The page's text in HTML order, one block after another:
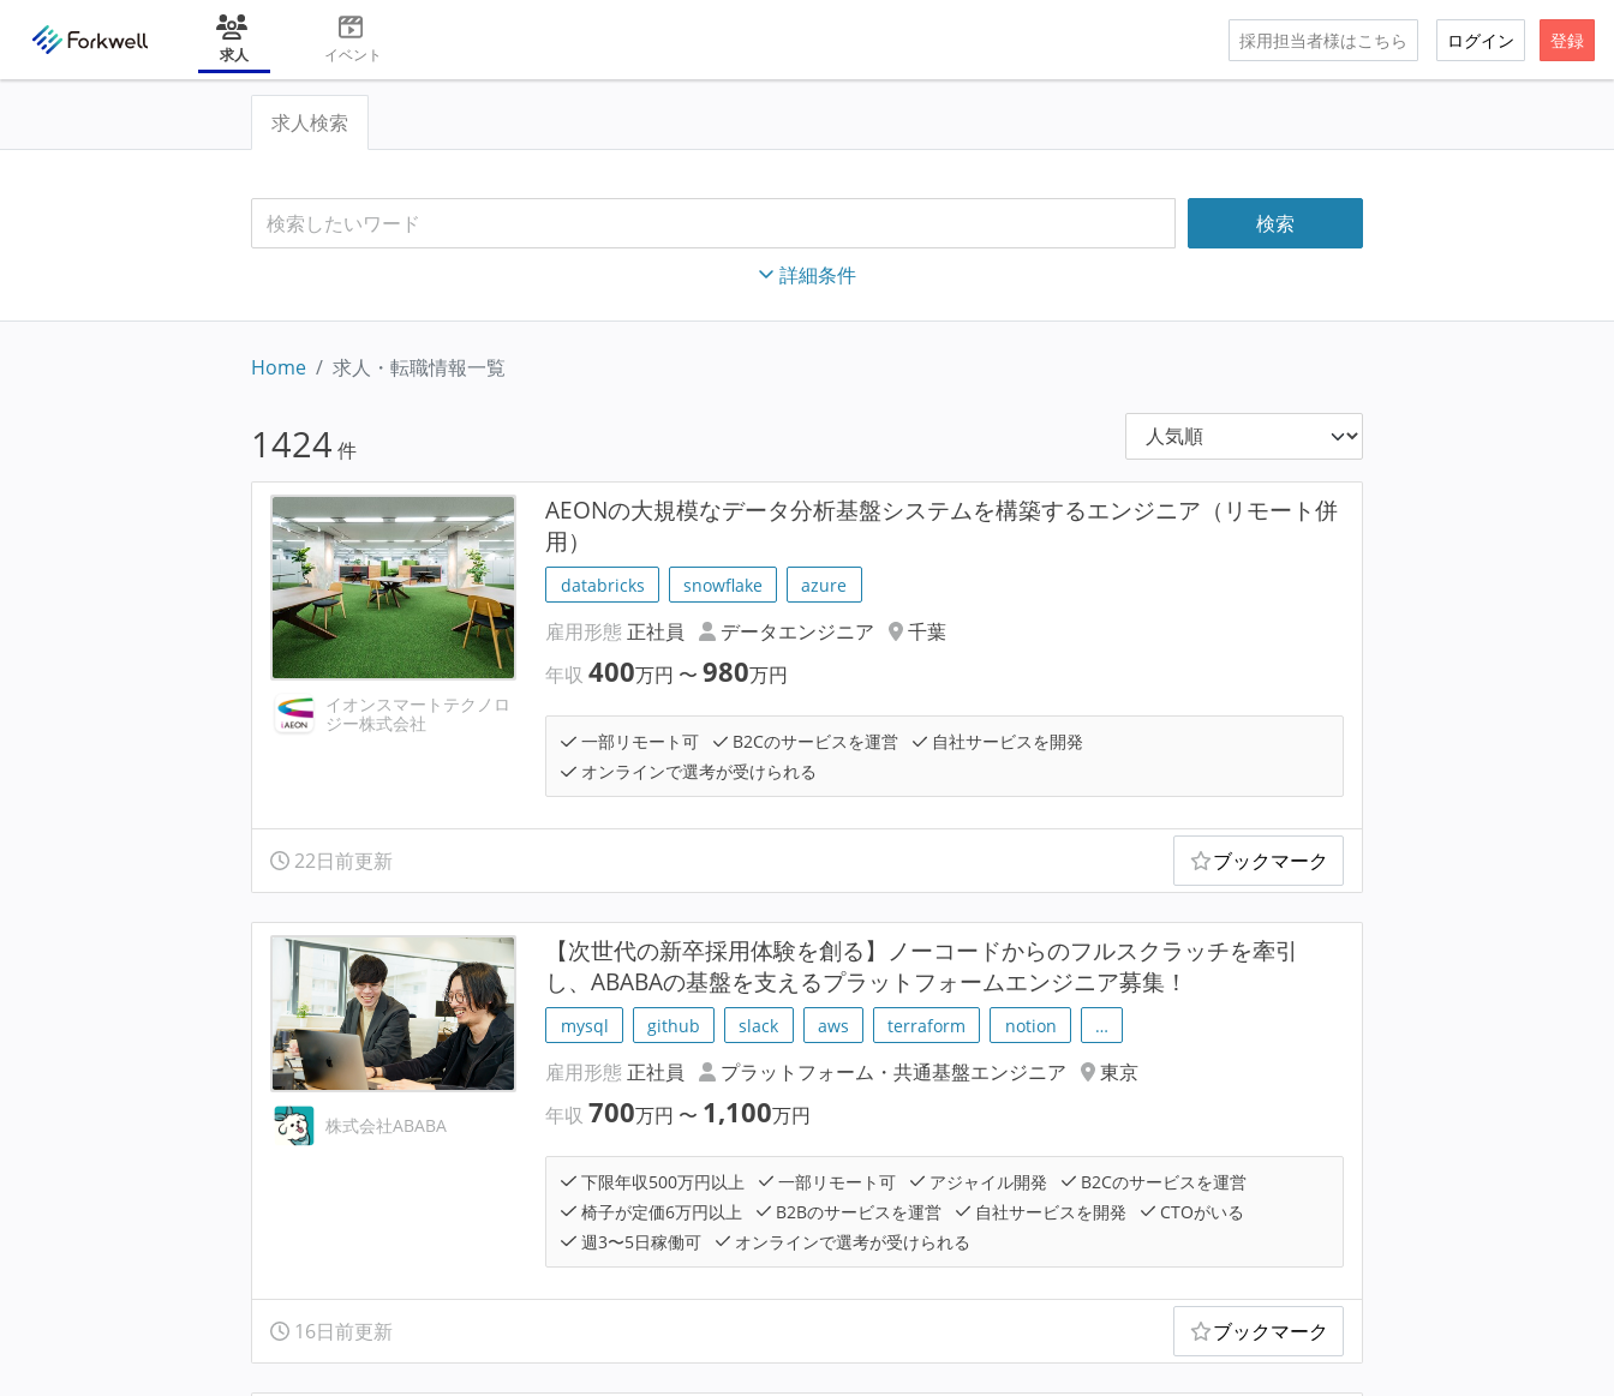
求人 イベント
採用担当者様はこちら ログイン 登録
求人検索
詳細条件
Home 求人・転職情報一覧
1424 件
イオンスマートテクノロ
ジー株式会社
AEONの大規模なデータ分析基盤システムを構築するエンジニア（リモート併
用）
databricks snowflake azure
雇用形態 正社員 データエンジニア
千葉
年収400万円 〜980万円
一部リモート可 B2Cのサービスを運営
自社サービスを開発
オンラインで選考が受けられる
22日前更新 ブックマーク
株式会社ABABA
【次世代の新卒採用体験を創る】ノーコードからのフルスクラッチを牽引
し、ABABAの基盤を支えるプラットフォームエンジニア募集！
mysql github slack aws terraform notion …
雇用形態 正社員 プラットフォーム・共通基盤エンジニア
東京
年収700万円 〜 1,100万円
下限年収500万円以上 一部リモート可 アジャイル開発
B2Cのサービスを運営
椅子が定価6万円以上
B2Bのサービスを運営 自社サービスを開発
CTOがいる
週3〜5日稼働可
オンラインで選考が受けられる
16日前更新 ブックマーク